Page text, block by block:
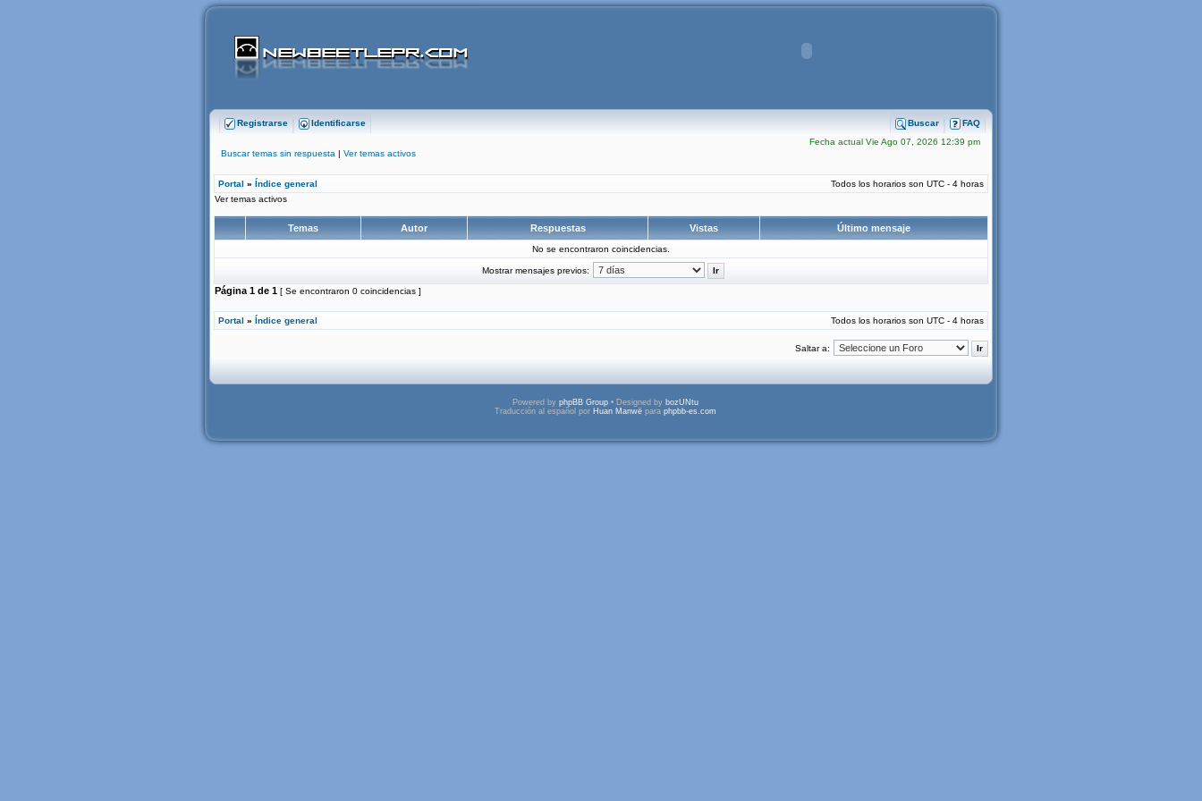
Registrarse Identificarse FAQ
Buscar
Fecha actual Vie Ago 07, 2026 12:39 pm
Buscar temas sin respuesta | Ver temas activos
Portal » Índice general
Todos los horarios son UTC - 4 horas
Ver temas activos
Temas Autor Respuestas Vistas Último mensaje
No se encontraron coincidencias.
Mostrar mensajes previos:
Página 1 de 1 [ Se encontraron 0 coincidencias ]
Portal » Índice general Todos los horarios son UTC - 4 horas
Saltar a:
Powered by phpBB Group • Designed by bozUNtu
Traducción al español por Huan Manwë para phpbb-es.com